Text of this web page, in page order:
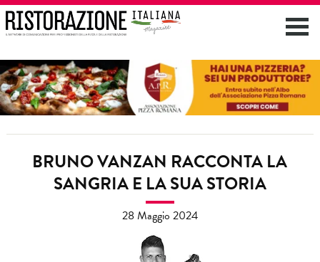
BRUNO VANZAN RACCONTA LA
SANGRIA E LA SUA STORIA
28 Maggio 2024